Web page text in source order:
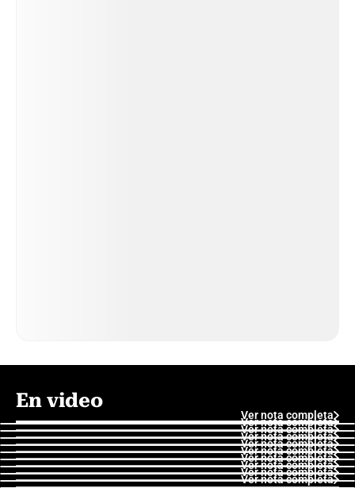
En video
Ver nota completa
Ver nota completa
Ver nota completa
Ver nota completa
Ver nota completa
Ver nota completa
Ver nota completa
Ver nota completa
Ver nota completa
Ver nota completa